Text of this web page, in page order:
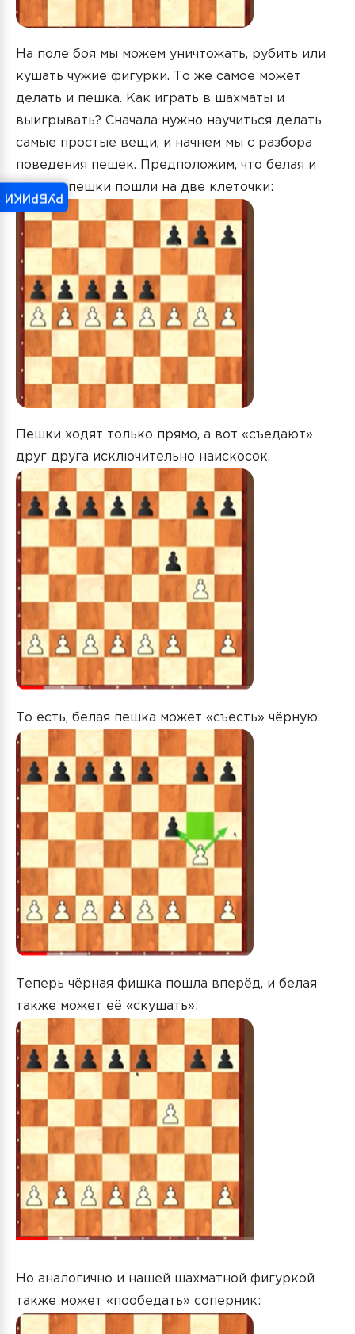
На поле боя мы можем уничтожать, рубить или
кушать чужие фигурки. То же самое может
делать и пешка. Как играть в шахматы и
выигрывать? Сначала нужно научиться делать
самые простые вещи, и начнем мы с разбора
поведения пешек. Предположим, что белая и
чёрные пешки пошли на две клеточки:
Пешки ходят только прямо, а вот «съедают»
друг друга исключительно наискосок.
То есть, белая пешка может «съесть» чёрную.
Теперь чёрная фишка пошла вперёд, и белая
также может её «скушать»:
Но аналогично и нашей шахматной фигуркой
также может «пообедать» соперник:
РУБРИКИ